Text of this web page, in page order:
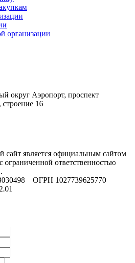
организации
округ Аэропорт, проспект
16
сайт является официальным сайтом
ограниченной ответственностью
ОГРН 1027739625770